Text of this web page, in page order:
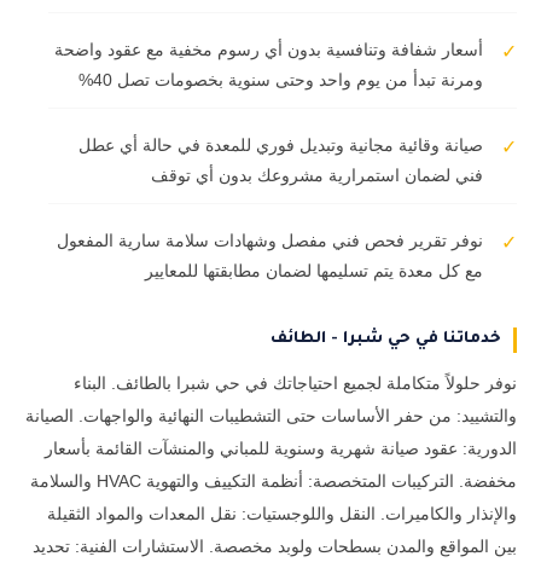
✓
أسعار شفافة وتنافسية بدون أي رسوم مخفية مع عقود واضحة
ومرنة تبدأ من يوم واحد وحتى سنوية بخصومات تصل 40%
✓
صيانة وقائية مجانية وتبديل فوري للمعدة في حالة أي عطل
فني لضمان استمرارية مشروعك بدون أي توقف
✓
نوفر تقرير فحص فني مفصل وشهادات سلامة سارية المفعول
مع كل معدة يتم تسليمها لضمان مطابقتها للمعايير
خدماتنا في حي شبرا - الطائف
نوفر حلولاً متكاملة لجميع احتياجاتك في حي شبرا بالطائف. البناء
والتشييد: من حفر الأساسات حتى التشطيبات النهائية والواجهات. الصيانة
الدورية: عقود صيانة شهرية وسنوية للمباني والمنشآت القائمة بأسعار
مخفضة. التركيبات المتخصصة: أنظمة التكييف والتهوية HVAC والسلامة
والإنذار والكاميرات. النقل واللوجستيات: نقل المعدات والمواد الثقيلة
بين المواقع والمدن بسطحات ولوبد مخصصة. الاستشارات الفنية: تحديد